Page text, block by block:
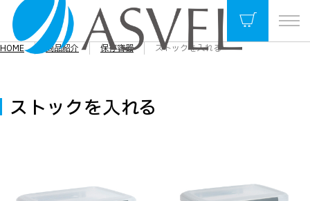
HOME 商品紹介 保存容器 ストックを入れる
ストックを入れる